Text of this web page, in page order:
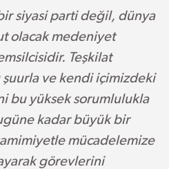
siyasi parti değil, dünya
olacak medeniyet
Teşkilat
şuurla ve kendi içimizdeki
bu yüksek sorumlulukla
kadar büyük bir
mücadelemize
görevlerini